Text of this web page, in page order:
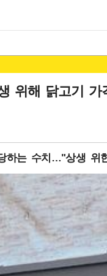
위해 닭고기
하는 수치…"상생 위